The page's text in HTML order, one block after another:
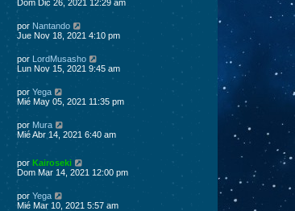
Dom Dic 26, 2021 12:29 am
por Nantando
Jue Nov 18, 2021 4:10 pm
por LordMusasho
Lun Nov 15, 2021 9:45 am
por Yega
Mié May 05, 2021 11:35 pm
por Mura
Mié Abr 14, 2021 6:40 am
por Kairoseki
Dom Mar 14, 2021 12:00 pm
por Yega
Mié Mar 10, 2021 5:57 am